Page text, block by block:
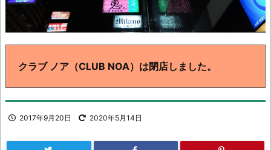
クラブ ノア（CLUB NOA）は閉店しました。
2017年9月20日 2020年5月14日